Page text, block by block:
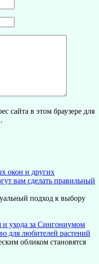
сайта в этом браузере для
окон и других
вам сделать правильный
подход к выбору
ухода за Сингониумом
для любителей растений
обликом становятся